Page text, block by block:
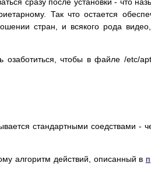
Так что остается
стран, и всякого рода
чтобы в файле /etc/
стандартными соедствами -
алгоритм действий, описанный в